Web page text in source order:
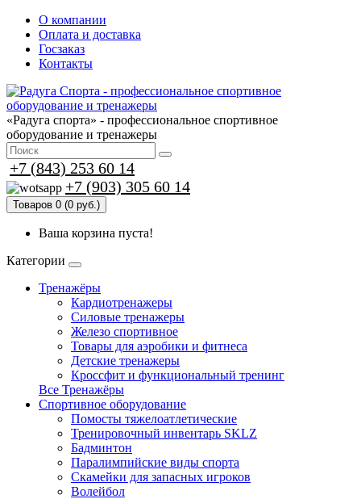
О компании
Оплата и доставка
Госзаказ
Контакты
«Радуга спорта» - профессиональное спортивное
оборудование и тренажеры
+7 (843) 253 60 14
+7 (903) 305 60 14
Товаров 0 (0 руб.)
Ваша корзина пуста!
Категории
Тренажёры
Кардиотренажеры
Силовые тренажеры
Железо спортивное
Товары для аэробики и фитнеса
Детские тренажеры
Кроссфит и функциональный тренинг
Все Тренажёры
Спортивное оборудование
Помосты тяжелоатлетические
Тренировочный инвентарь SKLZ
Бадминтон
Паралимпийские виды спорта
Скамейки для запасных игроков
Волейбол